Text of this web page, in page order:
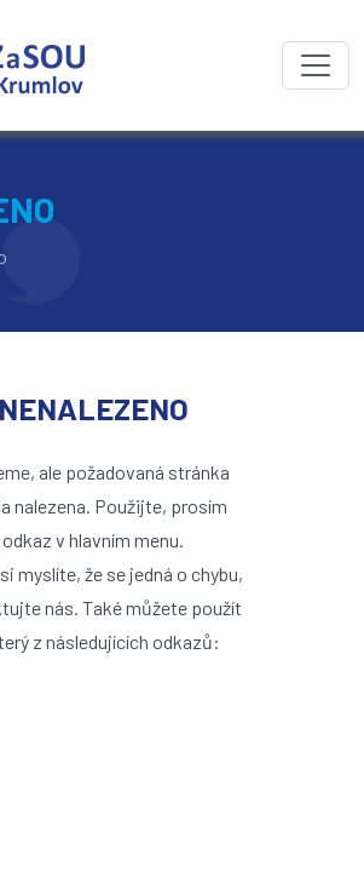
NENALEZENO
ale požadovaná stránka
nalezena. Použijte, prosím
odkaz v hlavním menu.
myslíte, že se jedná o chybu,
nás. Také můžete použít
z následujících odkazů: